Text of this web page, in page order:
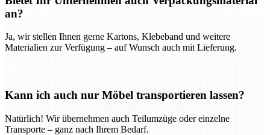
an?
Ja, wir stellen Ihnen gerne Kartons, Klebeband und weitere
Materialien zur Verfügung – auf Wunsch auch mit Lieferung.
Kann ich auch nur Möbel transportieren lassen?
Natürlich! Wir übernehmen auch Teilumzüge oder einzelne
Transporte – ganz nach Ihrem Bedarf.